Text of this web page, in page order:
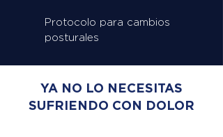
Protocolo para cambios
posturales
YA NO LO NECESITAS
SUFRIENDO CON DOLOR